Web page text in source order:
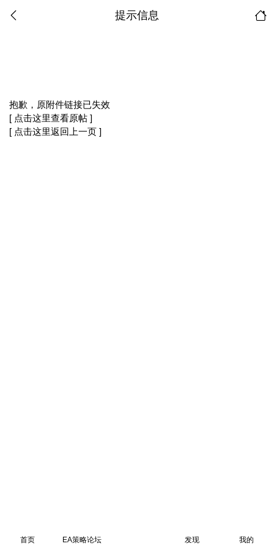
提示信息
抱歉，原附件链接已失效
[ 点击这里查看原帖 ]
[ 点击这里返回上一页 ]
首页 EA策略论坛 发现 我的